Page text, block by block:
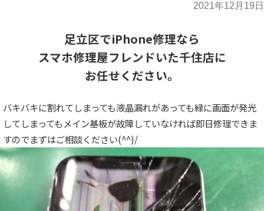
2021年12月19日
足立区でiPhone修理なら
スマホ修理屋フレンドいた千住店に
お任せください。
バキバキに割れてしまっても液晶漏れがあっても緑に画面が発光
してしまってもメイン基板が故障していなければ即日修理できま
すのでまずはご相談ください(^^)/